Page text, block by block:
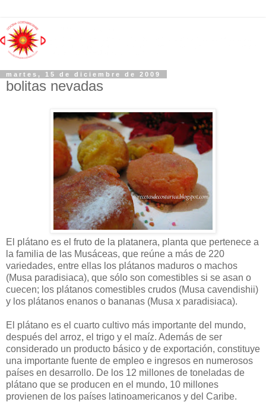
martes, 15 de diciembre de 2009
bolitas nevadas
El plátano es el fruto de la platanera, planta que pertenece a
la familia de las Musáceas, que reúne a más de 220
variedades, entre ellas los plátanos maduros o machos
(Musa paradisiaca), que sólo son comestibles si se asan o
cuecen; los plátanos comestibles crudos (Musa cavendishii)
y los plátanos enanos o bananas (Musa x paradisiaca).
El plátano es el cuarto cultivo más importante del mundo,
después del arroz, el trigo y el maíz. Además de ser
considerado un producto básico y de exportación, constituye
una importante fuente de empleo e ingresos en numerosos
países en desarrollo. De los 12 millones de toneladas de
plátano que se producen en el mundo, 10 millones
provienen de los países latinoamericanos y del Caribe.